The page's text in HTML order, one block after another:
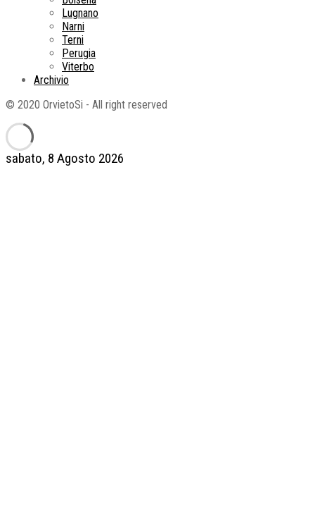
sabato, 8 Agosto 2026
Lugnano
Narni
Terni
Perugia
Viterbo
Archivio
© 2020 OrvietoSi - All right reserved